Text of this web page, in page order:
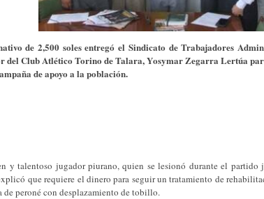
de 2,500 soles entregó el Sindicato de Trabajadores
del Club Atlético Torino de Talara, Yosymar Zegarra Lertúa
de apoyo a la población.
y talentoso jugador piurano, quien se lesionó durante el partido
que requiere el dinero para seguir un tratamiento de
de peroné con desplazamiento de tobillo.